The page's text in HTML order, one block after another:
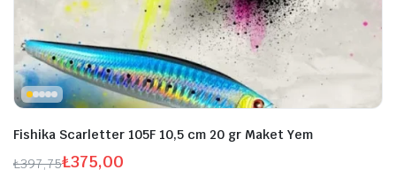
Fishika Scarletter 105F 10,5 cm 20 gr Maket Yem
₺397,75₺375,00